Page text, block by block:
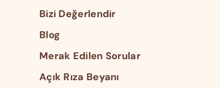
Bizi Değerlendir
Blog
Merak Edilen Sorular
Açık Rıza Beyanı